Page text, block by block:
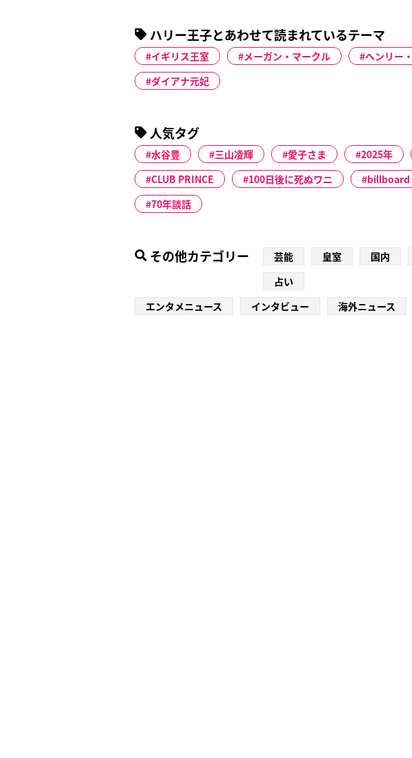
ハリー王子とあわせて読まれているテーマ
イギリス王室 メーガン・マークル ヘンリー
ダイアナ元妃
人気タグ
水谷豊 三山凌輝 愛子さま 2025年
CLUB PRINCE
100日後に死ぬワニ billboard
70年談話
その他カテゴリー 芸能 皇室 国内
占い
エンタメニュース
インタビュー 海外ニュース